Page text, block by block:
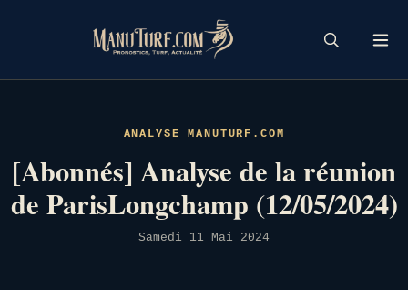
ANALYSE MANUTURF.COM
[Abonnés] Analyse de la réunion
de ParisLongchamp (12/05/2024)
Samedi 11 Mai 2024